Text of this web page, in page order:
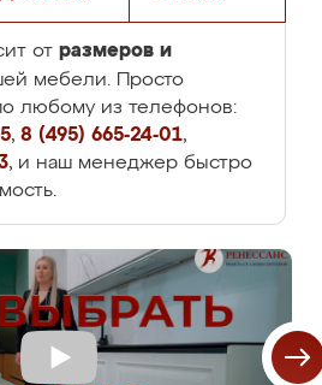
от размеров и
мебели. Просто
любому из телефонов:
, 8 (495) 665-24-01,
, и наш менеджер быстро